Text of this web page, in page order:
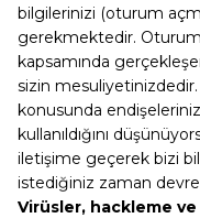
bilgilerinizi (oturum
gerekmektedir. Oturum
kapsamında
sizin
konusunda
kullanıldığını
iletişime geçerek bizi
istediğiniz zaman devre
Virüsler, hackleme